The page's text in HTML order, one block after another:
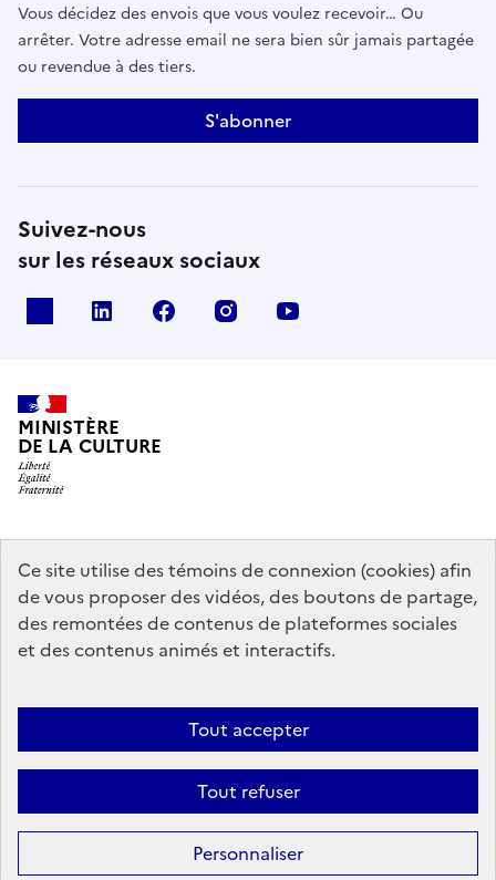
Ce site utilise des témoins de connexion (cookies) afin
de vous proposer des vidéos, des boutons de partage,
des remontées de contenus de plateformes sociales
et des contenus animés et interactifs.
Tout accepter
Tout refuser
Personnaliser
Vous décidez des envois que vous voulez recevoir… Ou
arrêter. Votre adresse email ne sera bien sûr jamais partagée
ou revendue à des tiers.
S'abonner
Suivez-nous
sur les réseaux sociaux
linkedin facebook instagram
MINISTÈRE
DE LA CULTURE
data.gouv.fr legifrance.gouv.fr
info.gouv.fr
service-public.gouv.fr
Contact Mentions légales
Accessibilité : partiellement conforme
Politique générale de protection des données
des témoins de connexion (cookies)
Plan du site
Sauf mention contraire, tous les contenus de ce site sont sous